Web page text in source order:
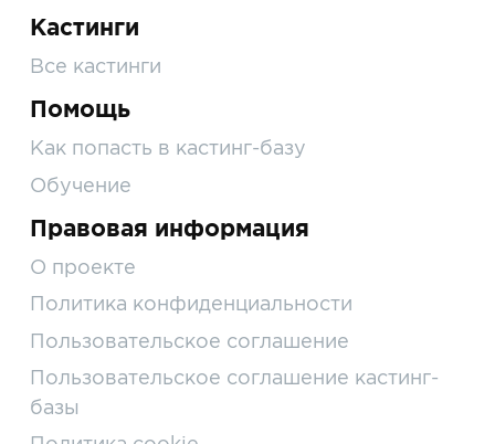
Кастинги
Все кастинги
Помощь
Как попасть в кастинг-базу
Обучение
Правовая информация
О проекте
Политика конфиденциальности
Пользовательское соглашение
Пользовательское соглашение кастинг-
базы